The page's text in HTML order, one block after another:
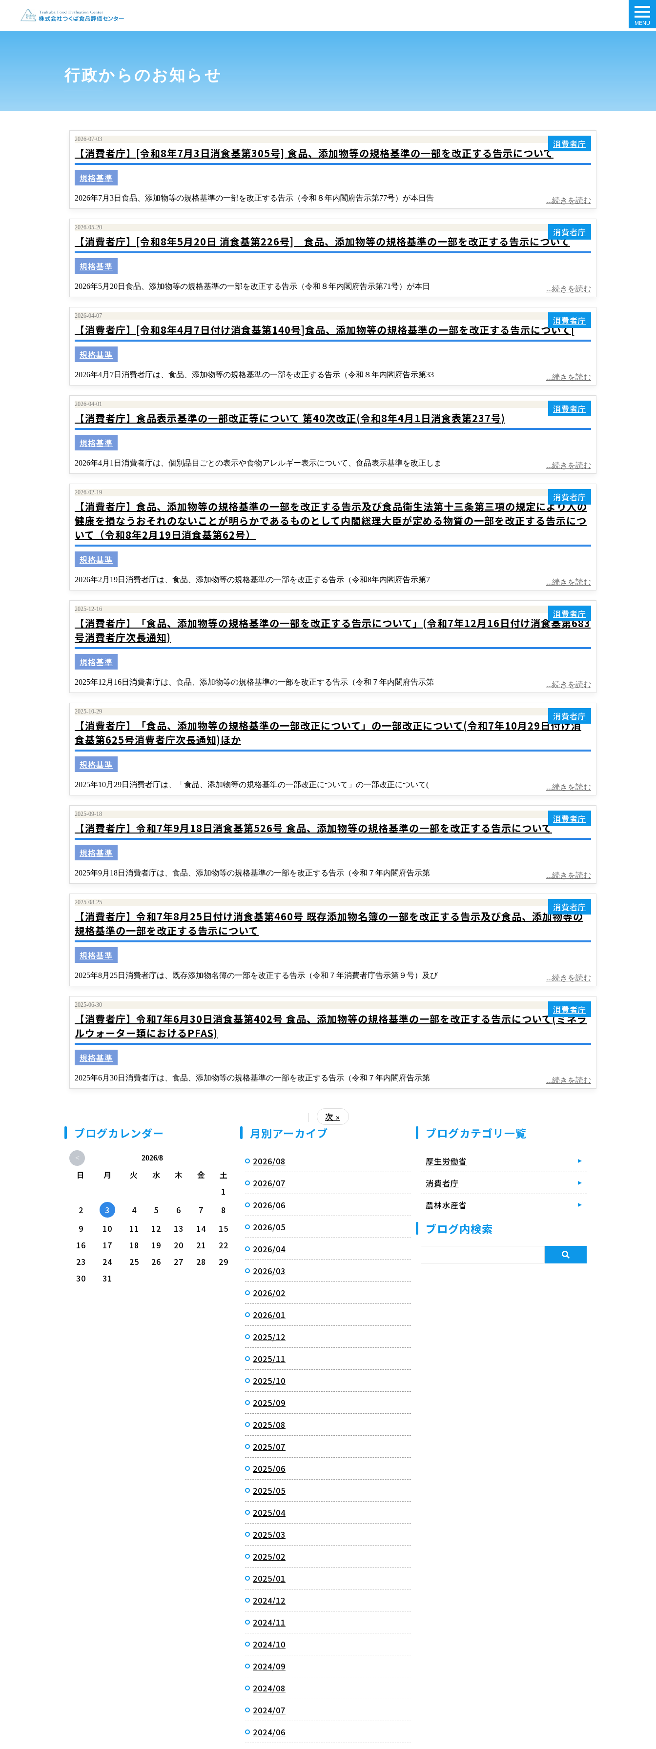
行政からのお知らせ
2026-07-03
【消費者庁】[令和8年7月3日消食基第305号] 食品、添加物等の規格基準の一部を改正する告示について
消費者庁
規格基準
2026年7月3日食品、添加物等の規格基準の一部を改正する告示（令和８年内閣府告示第77号）が本日告 ...続きを読む
2026-05-20
【消費者庁】[令和8年5月20日 消食基第226号] 食品、添加物等の規格基準の一部を改正する告示について
消費者庁
規格基準
2026年5月20日食品、添加物等の規格基準の一部を改正する告示（令和８年内閣府告示第71号）が本日 ...続きを読む
2026-04-07
【消費者庁】[令和8年4月7日付け消食基第140号]食品、添加物等の規格基準の一部を改正する告示について[
消費者庁
規格基準
2026年4月7日消費者庁は、食品、添加物等の規格基準の一部を改正する告示（令和８年内閣府告示第33 ...続きを読む
2026-04-01
【消費者庁】食品表示基準の一部改正等について 第40次改正(令和8年4月1日消食表第237号)
消費者庁
規格基準
2026年4月1日消費者庁は、個別品⽬ごとの表⽰や⾷物アレルギー表⽰について、食品表示基準を改正しま ...続きを読む
2026-02-19
【消費者庁】食品、添加物等の規格基準の一部を改正する告示及び食品衛生法第十三条第三項の規定により人の
健康を損なうおそれのないことが明らかであるものとして内閣総理大臣が定める物質の一部を改正する告示につ
いて（令和8年2月19日消食基第62号）
消費者庁
規格基準
2026年2月19日消費者庁は、食品、添加物等の規格基準の一部を改正する告示（令和8年内閣府告示第7 ...続きを読む
2025-12-16
【消費者庁】「食品、添加物等の規格基準の一部を改正する告示について」(令和7年12月16日付け消食基第683
号消費者庁次長通知)
消費者庁
規格基準
2025年12月16日消費者庁は、食品、添加物等の規格基準の一部を改正する告示（令和７年内閣府告示第 ...続きを読む
2025-10-29
【消費者庁】「食品、添加物等の規格基準の一部改正について」の一部改正について(令和7年10月29日付け消
食基第625号消費者庁次長通知)ほか
消費者庁
規格基準
2025年10月29日消費者庁は、「食品、添加物等の規格基準の一部改正について」の一部改正について( ...続きを読む
2025-09-18
【消費者庁】令和7年9月18日消食基第526号 食品、添加物等の規格基準の一部を改正する告示について
消費者庁
規格基準
2025年9月18日消費者庁は、食品、添加物等の規格基準の一部を改正する告示（令和７年内閣府告示第 ...続きを読む
2025-08-25
【消費者庁】令和7年8月25日付け消食基第460号 既存添加物名簿の一部を改正する告示及び食品、添加物等の
規格基準の一部を改正する告示について
消費者庁
規格基準
2025年8月25日消費者庁は、既存添加物名簿の一部を改正する告示（令和７年消費者庁告示第９号）及び ...続きを読む
2025-06-30
【消費者庁】令和7年6月30日消食基第402号 食品、添加物等の規格基準の一部を改正する告示について(ミネラ
ルウォーター類におけるPFAS)
消費者庁
規格基準
2025年6月30日消費者庁は、食品、添加物等の規格基準の一部を改正する告示（令和７年内閣府告示第 ...続きを読む
| 次 »
ブログカレンダー
< 2026/8
日 月 火 水 木 金
土
1
2
3 4 5 6 7
8
9
10 11 12 13 14
15
16
17 18 19 20 21
22
23
24 25 26 27 28
29
30
31
月別アーカイブ
2026/08
2026/07
2026/06
2026/05
2026/04
2026/03
2026/02
2026/01
2025/12
2025/11
2025/10
2025/09
2025/08
2025/07
2025/06
2025/05
2025/04
2025/03
2025/02
2025/01
2024/12
2024/11
2024/10
2024/09
2024/08
2024/07
2024/06
ブログカテゴリ一覧
厚生労働省
消費者庁
農林水産省
ブログ内検索